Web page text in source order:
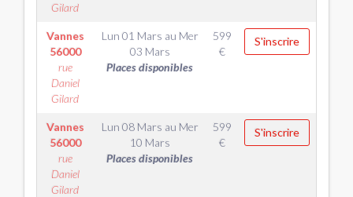
Gilard
Vannes
56000
rue
Daniel
Gilard
Lun 01 Mars au Mer
03 Mars
Places disponibles
599
€
S'inscrire
Vannes
56000
rue
Daniel
Gilard
Lun 08 Mars au Mer
10 Mars
Places disponibles
599
€
S'inscrire